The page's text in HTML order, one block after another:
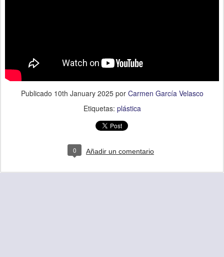
Publicado 10th January 2025por Carmen García Velasco
Etiquetas: plástica
0 Añadir un comentario